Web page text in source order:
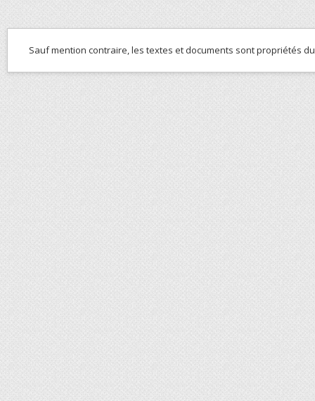
Sauf mention contraire, les textes et documents sont propriétés